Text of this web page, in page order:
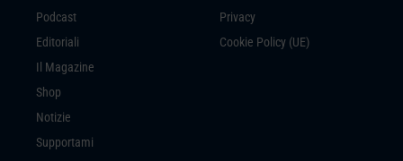
Podcast
Editoriali
Il Magazine
Shop
Notizie
Supportami
Privacy
Cookie Policy (UE)